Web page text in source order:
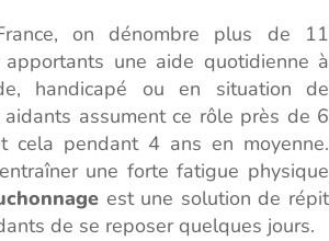
on dénombre plus de 11
apportants une aide quotidienne à
handicapé ou en situation de
assument ce rôle près de 6
cela pendant 4 ans en moyenne.
une forte fatigue physique
est une solution de répit
de se reposer quelques jours.